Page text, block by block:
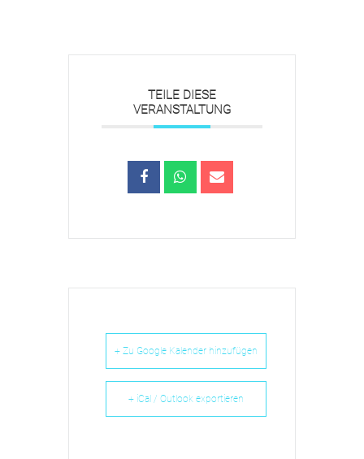
TEILE DIESE
VERANSTALTUNG
+ Zu Google Kalender hinzufügen
+ iCal / Outlook exportieren